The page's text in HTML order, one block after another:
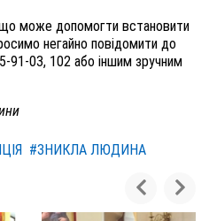
може допомогти встановити
негайно повідомити до
91-03, 102 або іншим зручним
#ЗНИКЛА ЛЮДИНА